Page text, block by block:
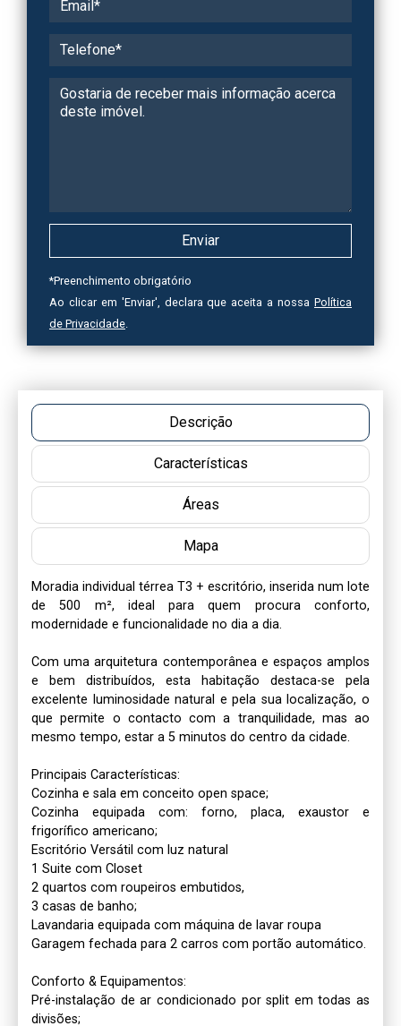
*Preenchimento obrigatório
Ao clicar em 'Enviar', declara que aceita a nossa Política
de Privacidade
Descrição
Características
Áreas
Mapa
Moradia individual térrea T3 + escritório, inserida num lote
de 500 m², ideal para quem procura conforto,
modernidade e funcionalidade no dia a dia.
Com uma arquitetura contemporânea e espaços amplos
e bem distribuídos, esta habitação destaca-se pela
excelente luminosidade natural e pela sua localização, o
que permite o contacto com a tranquilidade, mas ao
mesmo tempo, estar a 5 minutos do centro da cidade.
Principais Características:
Cozinha e sala em conceito open space;
Cozinha equipada com: forno, placa, exaustor e
frigorífico americano;
Escritório Versátil com luz natural
1 Suite com Closet
2 quartos com roupeiros embutidos,
3 casas de banho;
Lavandaria equipada com máquina de lavar roupa
Garagem fechada para 2 carros com portão automático.
Conforto & Equipamentos:
Pré-instalação de ar condicionado por split em todas as
divisões;